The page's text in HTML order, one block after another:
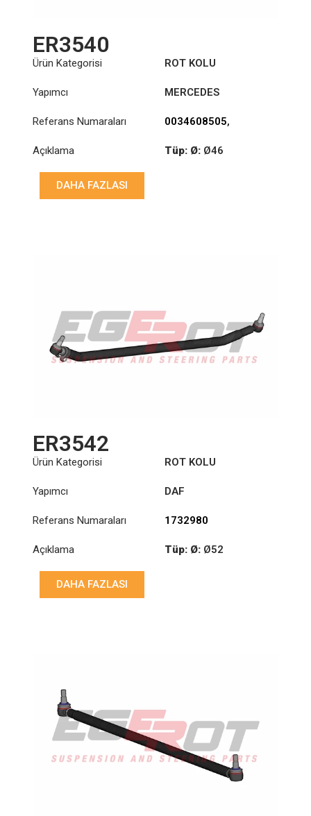
ER3540
Ürün Kategorisi ROT KOLU
Yapımcı MERCEDES
Referans Numaraları 0034608505,
Açıklama
Tüp: Ø: Ø46
DAHA FAZLASI
ER3542
Ürün Kategorisi ROT KOLU
Yapımcı DAF
Referans Numaraları 1732980
Açıklama Tüp: Ø: Ø52
DAHA FAZLASI